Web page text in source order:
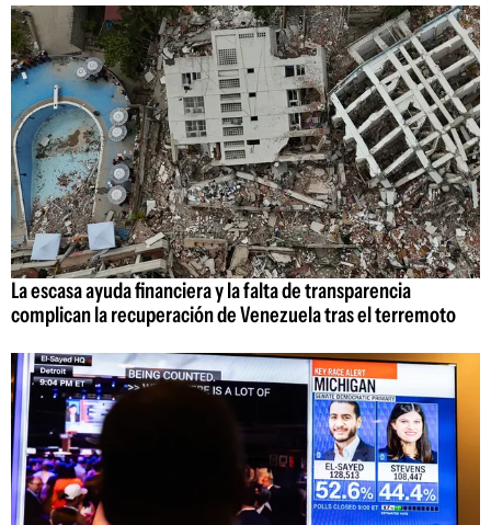
La escasa ayuda financiera y la falta de transparencia
complican la recuperación de Venezuela tras el terremoto